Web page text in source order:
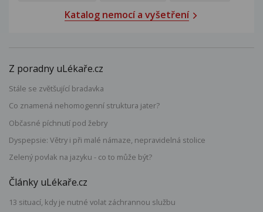
Katalog nemocí a vyšetření
Z poradny uLékaře.cz
Stále se zvětšující bradavka
Co znamená nehomogenní struktura jater?
Občasné píchnutí pod žebry
Dyspepsie: Větry i při malé námaze, nepravidelná stolice
Zelený povlak na jazyku - co to může být?
Články uLékaře.cz
13 situací, kdy je nutné volat záchrannou službu